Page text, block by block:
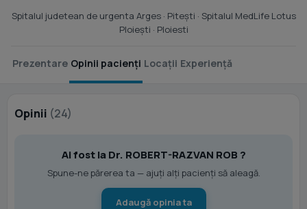
Spitalul judetean de urgenta Arges· Piteşti · Spitalul MedLife Lotus
Ploiești · Ploiesti
Prezentare Opinii pacienți Locații Experiență
Opinii (24)
Ai fost la Dr. ROBERT-RAZVAN ROB ?
Spune-ne părerea ta — ajuți alți pacienți să aleagă.
Adaugă opinia ta